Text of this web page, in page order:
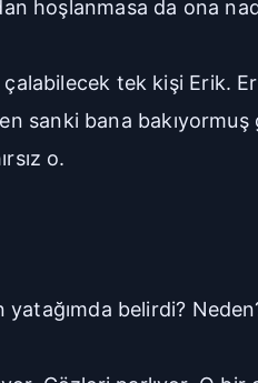
hoşlanmasa da ona
çalabilecek tek kişi Erik.
sanki bana
o.
belirdi?